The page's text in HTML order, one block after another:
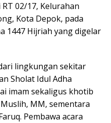
02/17, Kelurahan
Kota Depok, pada
1447 Hijriah yang digelar
lingkungan sekitar
Sholat Idul Adha
imam sekaligus khotib
MM, sementara
Pembawa acara